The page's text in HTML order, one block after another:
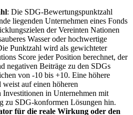
: Die SDG-Bewertungspunktzahl
liegenden Unternehmen eines Fonds
der Vereinten Nationen
Wasser oder hochwertige
Punktzahl wird als gewichteter
Score jeder Position berechnet, der
negativen Beiträge zu den SDGs
von -10 bis +10. Eine höhere
auf einen höheren
in Unternehmen mit
zu SDG-konformen Lösungen hin.
für die reale Wirkung oder den